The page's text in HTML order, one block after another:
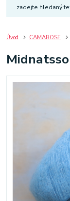
Úvod CAMAROSE